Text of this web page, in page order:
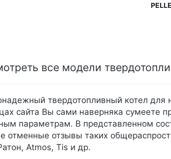
все модели
твердотопливный котел для
сайта Вы сами наверняка сумеете
параметрам. В представленном
отменные отзывы таких
Atmos, Tis и др.